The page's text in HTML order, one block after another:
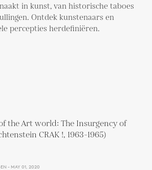
in kunst, van historische taboes
Ontdek kunstenaars en
percepties herdefiniëren.
- MAY 01, 2020